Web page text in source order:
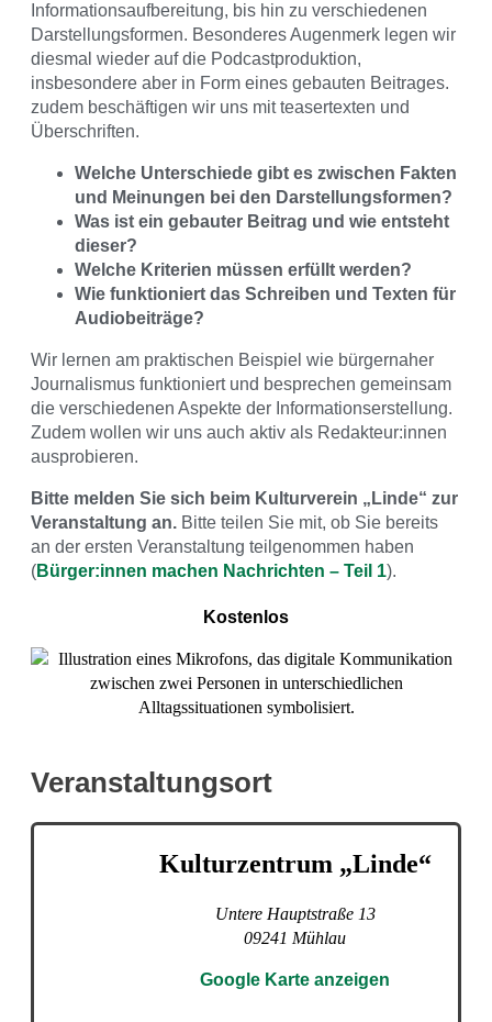
Informationsaufbereitung, bis hin zu verschiedenen
Darstellungsformen. Besonderes Augenmerk legen wir
diesmal wieder auf die Podcastproduktion,
insbesondere aber in Form eines gebauten Beitrages.
zudem beschäftigen wir uns mit teasertexten und
Überschriften.
Welche Unterschiede gibt es zwischen Fakten
und Meinungen bei den Darstellungsformen?
Was ist ein gebauter Beitrag und wie entsteht
dieser?
Welche Kriterien müssen erfüllt werden?
Wie funktioniert das Schreiben und Texten für
Audiobeiträge?
Wir lernen am praktischen Beispiel wie bürgernaher
Journalismus funktioniert und besprechen gemeinsam
die verschiedenen Aspekte der Informationserstellung.
Zudem wollen wir uns auch aktiv als Redakteur:innen
ausprobieren.
Bitte melden Sie sich beim Kulturverein „Linde“ zur
Veranstaltung an. Bitte teilen Sie mit, ob Sie bereits
an der ersten Veranstaltung teilgenommen haben
(Bürger:innen machen Nachrichten – Teil 1).
Kostenlos
Veranstaltungsort
Kulturzentrum „Linde“
Untere Hauptstraße 13
09241 Mühlau
Google Karte anzeigen